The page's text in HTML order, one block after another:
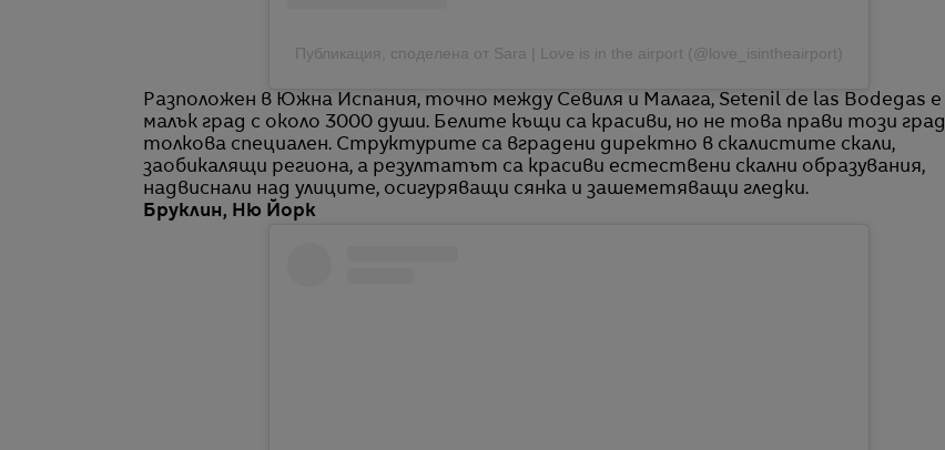
Публикация, споделена от Sara | Love is in the airport (@love_isintheairport)
Разположен в Южна Испания, точно между Севиля и Малага, Setenil de las Bodegas е
малък град с около 3000 души. Белите къщи са красиви, но не това прави този град
толкова специален. Структурите са вградени директно в скалистите скали,
заобикалящи региона, а резултатът са красиви естествени скални образувания,
надвиснали над улиците, осигуряващи сянка и зашеметяващи гледки.
Бруклин, Ню Йорк